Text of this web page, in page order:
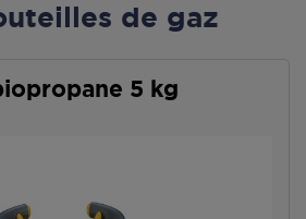
de gaz
5 kg